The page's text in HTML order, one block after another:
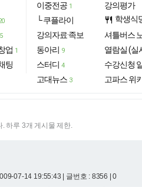
5
업 1
팅
이중전공 1
└ 쿠플라이
강의자료·족보
동아리 9
스터디 4
고대뉴스 3
강의평가
restaurant 학생식
셔틀버스
열람실 (실
수강신청
고파스 위
하루 3개 게시물 제한.
07-14 19:55:43 | 글번호 : 8356 | 0